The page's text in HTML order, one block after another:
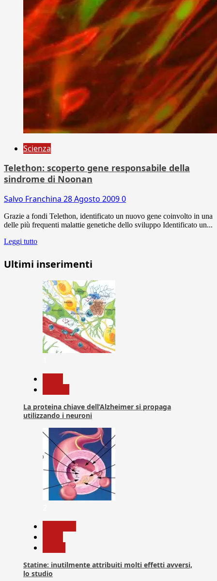
Scienza
Telethon: scoperto gene responsabile della
sindrome di Noonan
Salvo Franchina 28 Agosto 20090
Grazie a fondi Telethon, identificato un nuovo gene coinvolto in una
delle più frequenti malattie genetiche dello sviluppo Identificato un...
Leggi tutto
Ultimi inserimenti
La proteina chiave dell’Alzheimer si propaga
utilizzando i neuroni
Statine: inutilmente attribuiti molti effetti avversi,
lo studio